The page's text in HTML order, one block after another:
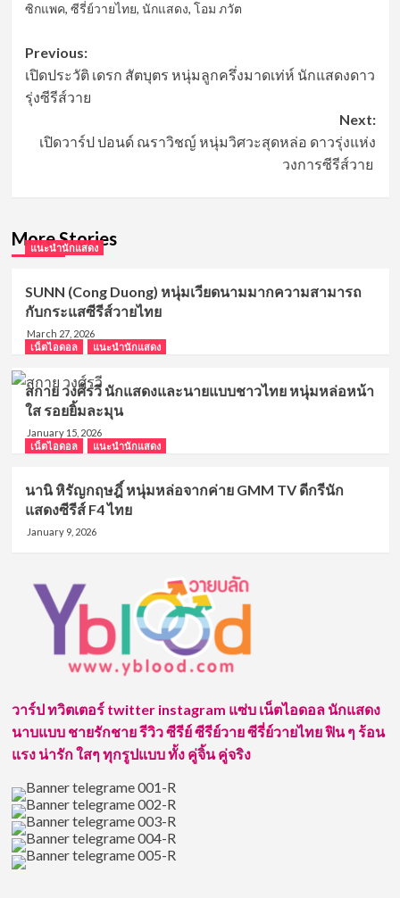
ซิกแพค, ซีรี่ย์วายไทย, นักแสดง, โอม ภวัต
Post
navigation
Previous:
เปิดประวัติ เดรก สัตบุตร หนุ่มลูกครึ่งมาดเท่ห์ นักแสดงดาว
รุ่งซีรีส์วาย
Next:
เปิดวาร์ป ปอนด์ ณราวิชญ์ หนุ่มวิศวะสุดหล่อ ดาวรุ่งแห่ง
วงการซีรีส์วาย
More Stories
แนะนำนักแสดง
SUNN (Cong Duong) หนุ่มเวียดนามมากความสามารถ
กับกระแสซีรีส์วายไทย
March 27, 2026
เน็ตไอดอล
แนะนำนักแสดง
สกาย วงศ์รวี นักแสดงและนายแบบชาวไทย หนุ่มหล่อหน้า
ใส รอยยิ้มละมุน
January 15, 2026
เน็ตไอดอล
แนะนำนักแสดง
นานิ หิรัญกฤษฎิ์ หนุ่มหล่อจากค่าย GMM TV ดีกรีนัก
แสดงซีรีส์ F4 ไทย
January 9, 2026
วาร์ป ทวิตเตอร์ twitter instagram แซ่บ เน็ตไอดอล นักแสดง
นาบแบบ ชายรักชาย รีวิว ซีรีย์ ซีรีย์วาย ซีรี่ย์วายไทย ฟิน ๆ ร้อน
แรง น่ารัก ใสๆ ทุกรูปแบบ ทั้ง คู่จิ้น คู่จริง